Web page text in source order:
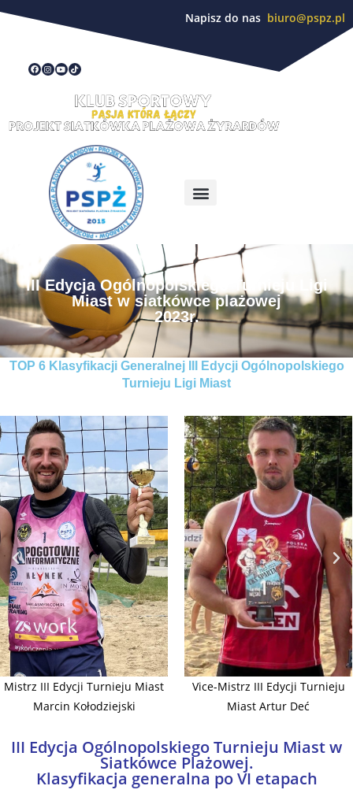
Napisz do nas biuro@pspz.pl
III Edycja Ogólnopolskiego Turnieju Ligi
Miast w siatkówce plażowej
2023r.
TOP 6 Klasyfikacji Generalnej III Edycji Ogólnopolskiego
Turnieju Ligi Miast
Mistrz III Edycji Turnieju Miast
Marcin Kołodziejski
Vice-Mistrz III Edycji Turnieju
Miast Artur Deć
III Edycja Ogólnopolskiego Turnieju Miast w
Siatkówce Plażowej.
Klasyfikacja generalna po VI etapach